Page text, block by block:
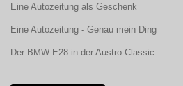
Eine Autozeitung als Geschenk
Eine Autozeitung - Genau mein Ding
Der BMW E28 in der Austro Classic